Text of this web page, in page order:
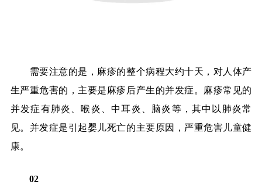
需要注意的是，麻疹的整个病程大约十天，对人体产
生严重危害的，主要是麻疹后产生的并发症。麻疹常见的
并发症有肺炎、喉炎、中耳炎、脑炎等，其中以肺炎常
见。并发症是引起婴儿死亡的主要原因，严重危害儿童健
康。
02